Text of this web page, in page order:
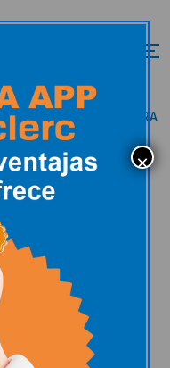
E.LECLERC COLABORA
CON